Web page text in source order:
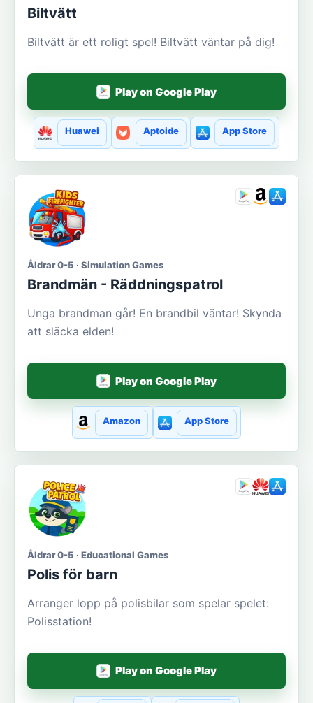
Biltvätt
Biltvätt är ett roligt spel! Biltvätt väntar på dig!
Play on Google Play
Huawei Aptoide App Store
Åldrar 0-5 · Simulation Games
Brandmän - Räddningspatrol
Unga brandman går! En brandbil väntar! Skynda
att släcka elden!
Play on Google Play
Amazon App Store
Åldrar 0-5 · Educational Games
Polis för barn
Arranger lopp på polisbilar som spelar spelet:
Polisstation!
Play on Google Play